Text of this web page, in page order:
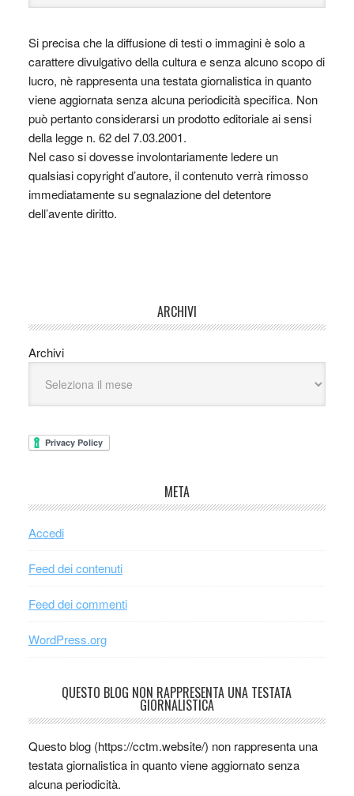
Si precisa che la diffusione di testi o immagini è solo a
carattere divulgativo della cultura e senza alcuno scopo di
lucro, nè rappresenta una testata giornalistica in quanto
viene aggiornata senza alcuna periodicità specifica. Non
può pertanto considerarsi un prodotto editoriale ai sensi
della legge n. 62 del 7.03.2001.
Nel caso si dovesse involontariamente ledere un
qualsiasi copyright d’autore, il contenuto verrà rimosso
immediatamente su segnalazione del detentore
dell’avente diritto.
ARCHIVI
Archivi
META
Accedi
Feed dei contenuti
Feed dei commenti
WordPress.org
QUESTO BLOG NON RAPPRESENTA UNA TESTATA
GIORNALISTICA
Questo blog (https://cctm.website/) non rappresenta una
testata giornalistica in quanto viene aggiornato senza
alcuna periodicità.